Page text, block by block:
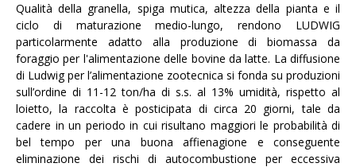
Qualità della granella, spiga mutica, altezza della pianta e il
ciclo di maturazione medio-lungo, rendono LUDWIG
particolarmente adatto alla produzione di biomassa da
foraggio per l'alimentazione delle bovine da latte. La diffusione
di Ludwig per l’alimentazione zootecnica si fonda su produzioni
sull’ordine di 11-12 ton/ha di s.s. al 13% umidità, rispetto al
loietto, la raccolta è posticipata di circa 20 giorni, tale da
cadere in un periodo in cui risultano maggiori le probabilità di
bel tempo per una buona affienagione e conseguente
eliminazione dei rischi di autocombustione per eccessiva